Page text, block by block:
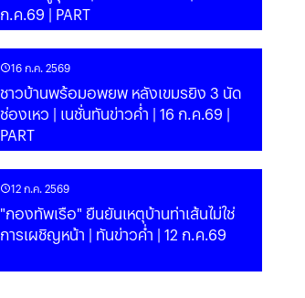
ก.ค.69 | PART
16 ก.ค. 2569
ชาวบ้านพร้อมอพยพ หลังเขมรยิง 3 นัด
ช่องเหว | เนชั่นทันข่าวค่ำ | 16 ก.ค.69 |
PART
12 ก.ค. 2569
"กองทัพเรือ" ยืนยันเหตุบ้านท่าเส้นไม่ใช่
การเผชิญหน้า | ทันข่าวค่ำ | 12 ก.ค.69